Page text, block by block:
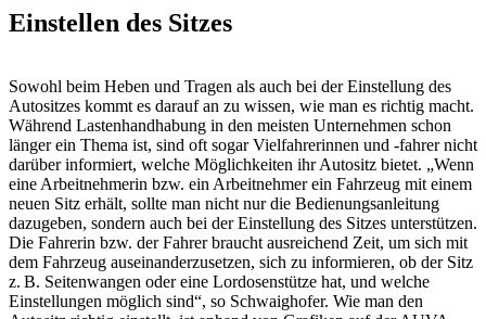
Einstellen des Sitzes
Sowohl beim Heben und Tragen als auch bei der Einstellung des
Autositzes kommt es darauf an zu wissen, wie man es richtig macht.
Während Lastenhandhabung in den meisten Unternehmen schon
länger ein Thema ist, sind oft sogar Vielfahrerinnen und -fahrer nicht
darüber informiert, welche Möglichkeiten ihr Autositz bietet. „Wenn
eine Arbeitnehmerin bzw. ein Arbeitnehmer ein Fahrzeug mit einem
neuen Sitz erhält, sollte man nicht nur die Bedienungsanleitung
dazugeben, sondern auch bei der Einstellung des Sitzes unterstützen.
Die Fahrerin bzw. der Fahrer braucht ausreichend Zeit, um sich mit
dem Fahrzeug auseinanderzusetzen, sich zu informieren, ob der Sitz
z. B. Seitenwangen oder eine Lordosenstütze hat, und welche
Einstellungen möglich sind“, so Schwaighofer. Wie man den